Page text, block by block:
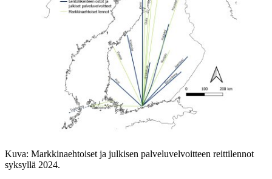
Kuva: Markkinaehtoiset ja julkisen palveluvelvoitteen reittilennot
syksyllä 2024.